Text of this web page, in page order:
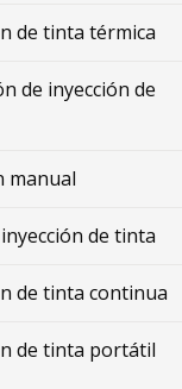
de tinta térmica
de inyección de
manual
de tinta
de tinta continua
de tinta portátil